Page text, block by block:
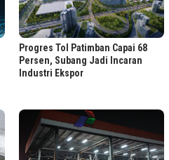
Progres Tol Patimban Capai 68
Persen, Subang Jadi Incaran
Industri Ekspor